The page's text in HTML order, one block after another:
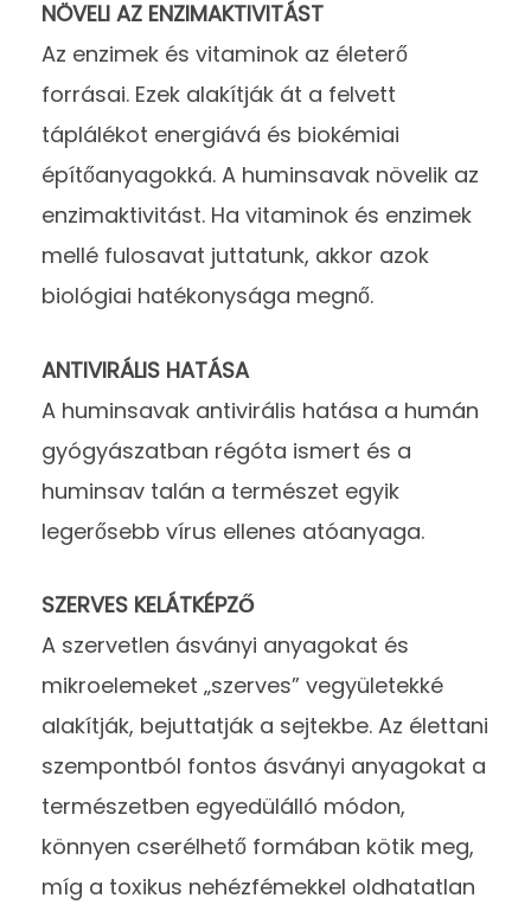
NÖVELI AZ ENZIMAKTIVITÁST
Az enzimek és vitaminok az életerő
forrásai. Ezek alakítják át a felvett
táplálékot energiává és biokémiai
építőanyagokká. A huminsavak növelik az
enzimaktivitást. Ha vitaminok és enzimek
mellé fulosavat juttatunk, akkor azok
biológiai hatékonysága megnő.
ANTIVIRÁLIS HATÁSA
A huminsavak antivirális hatása a humán
gyógyászatban régóta ismert és a
huminsav talán a természet egyik
legerősebb vírus ellenes atóanyaga.
SZERVES KELÁTKÉPZŐ
A szervetlen ásványi anyagokat és
mikroelemeket „szerves” vegyületekké
alakítják, bejuttatják a sejtekbe. Az élettani
szempontból fontos ásványi anyagokat a
természetben egyedülálló módon,
könnyen cserélhető formában kötik meg,
míg a toxikus nehézfémekkel oldhatatlan